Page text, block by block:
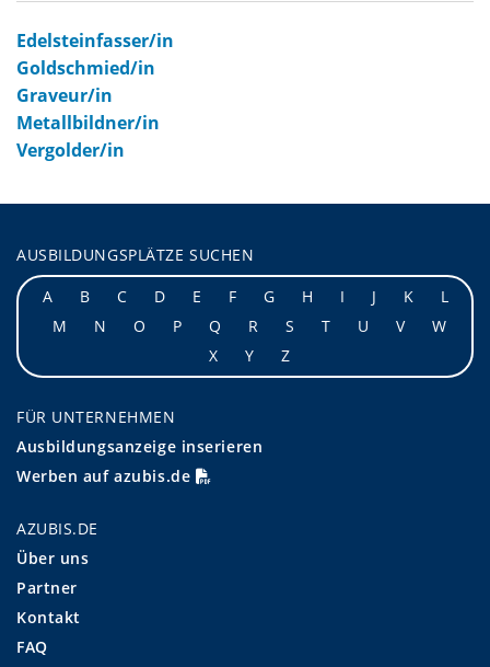
Edelsteinfasser/in
Goldschmied/in
Graveur/in
Metallbildner/in
Vergolder/in
AUSBILDUNGSPLÄTZE SUCHEN
A
B C D E F G H I J K
L
M
N O P Q R S T U V
W
X
Y Z
FÜR UNTERNEHMEN
Ausbildungsanzeige inserieren
Werben auf azubis.de
AZUBIS.DE
Über uns
Partner
Kontakt
FAQ